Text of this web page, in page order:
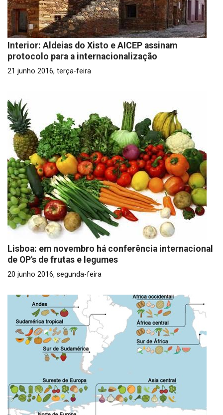
Interior: Aldeias do Xisto e AICEP assinam
protocolo para a internacionalização
21 junho 2016, terça-feira
Lisboa: em novembro há conferência internacional
de OP's de frutas e legumes
20 junho 2016, segunda-feira